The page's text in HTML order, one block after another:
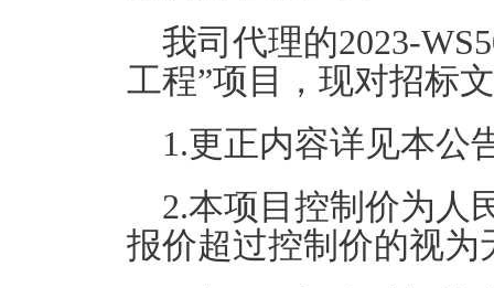
我司代理的2023-
工程”项目，现对招标
1.更正内容详见本公
2.本项目控制价为人
报价超过控制价的视为